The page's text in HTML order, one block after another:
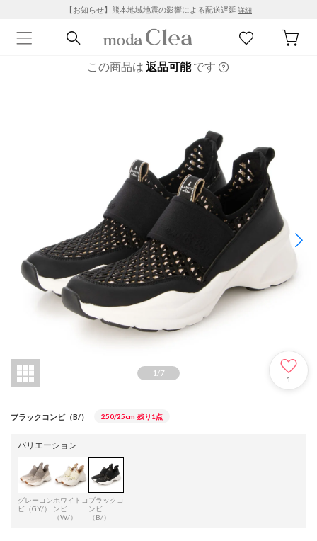
【お知らせ】熊本地域地震の影響による配送遅延 詳細
この商品は 返品可能です
1/7
1
ブラックコンビ（B/） 250/25cm 残り1点
バリエーション
グレーコン
ビ（GY/）
ホワイトコ
ンビ
（W/）
ブラックコ
ンビ
（B/）